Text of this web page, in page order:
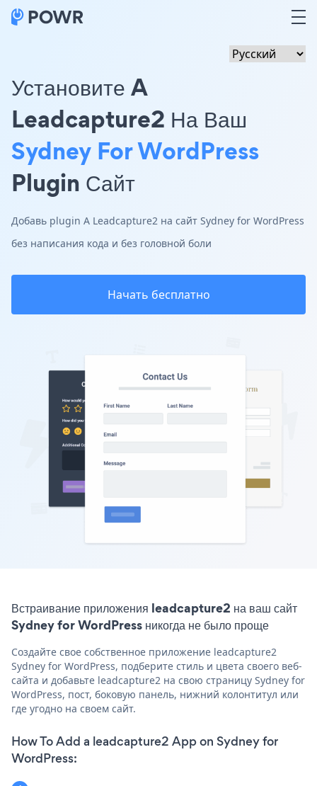
Установите A
Leadcapture2 На Ваш
Sydney For WordPress
Plugin Сайт
Добавь plugin A Leadcapture2 на сайт Sydney for WordPress
без написания кода и без головной боли
Начать бесплатно
Встраивание приложения leadcapture2 на ваш сайт
Sydney for WordPress никогда не было проще
Создайте свое собственное приложение leadcapture2
Sydney for WordPress, подберите стиль и цвета своего веб-
сайта и добавьте leadcapture2 на свою страницу Sydney for
WordPress, пост, боковую панель, нижний колонтитул или
где угодно на своем сайт.
How To Add a leadcapture2 App on Sydney for
WordPress: